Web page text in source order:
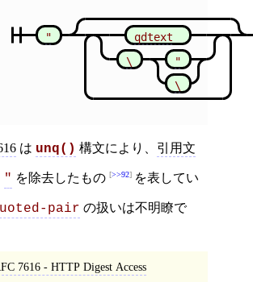
"
qdtext
\
"
\
は unq() 構文により、 引用文
" を除去したもの >>92 を表してい
pair の扱いは不明瞭で
7616 - HTTP Digest Access